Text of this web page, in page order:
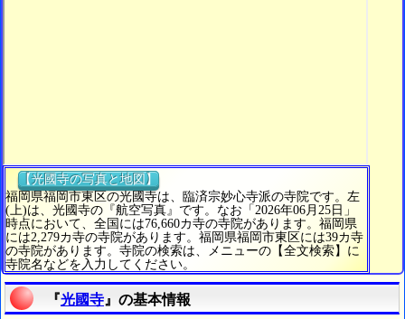
【光國寺の写真と地図】
福岡県福岡市東区の光國寺は、臨済宗妙心寺派の寺院です。左
(上)は、光國寺の『航空写真』です。なお「2026年06月25日」
時点において、全国には76,660カ寺の寺院があります。福岡県
には2,279カ寺の寺院があります。福岡県福岡市東区には39カ寺
の寺院があります。寺院の検索は、メニューの【全文検索】に
寺院名などを入力してください。
『光國寺 』の基本情報